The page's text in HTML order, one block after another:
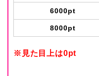
6000pt
8000pt
※見た目上は0pt